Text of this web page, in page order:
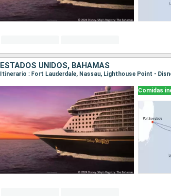
ESTADOS UNIDOS, BAHAMAS
Itinerario : Fort Lauderdale, Nassau, Lighthouse Point -
Comidas